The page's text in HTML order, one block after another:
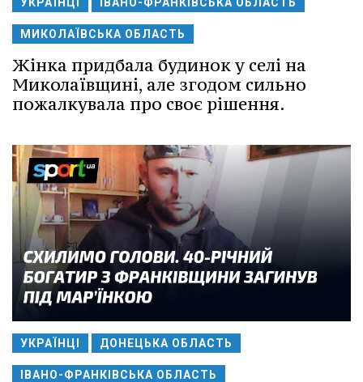
МИКОЛАЇВСЬКА ОБЛАСТЬ
Жінка придбала будинок у селі на
Миколаївщині, але згодом сильно
пожалкувала про своє рішення.
УКРАЇНЦІ ДОНЕЦЬКА ОБЛАСТЬ
ІВАНО-ФРАНКІВСЬКА ОБЛАСТЬ